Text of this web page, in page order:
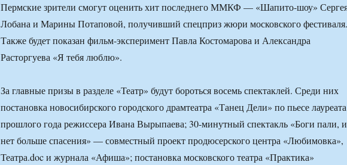
Пермские зрители смогут оценить хит последнего ММКФ — «Шапито-шоу»
Лобана и Марины Потаповой, получивший спецприз жюри московского фестиваля.
Также будет показан фильм-эксперимент Павла Костомарова и Александра
Расторгуева «Я тебя люблю».
За главные призы в разделе «Театр» будут бороться восемь спектаклей. Среди них
постановка новосибирского городского драмтеатра «Танец Дели» по пьесе лауреата
прошлого года режиссера Ивана Вырыпаева; 30-минутный спектакль «Боги пали, и
нет больше спасения» — совместный проект продюсерского центра «Любимовка»,
Театра.doc и журнала «Афиша»; постановка московского театра «Практика»